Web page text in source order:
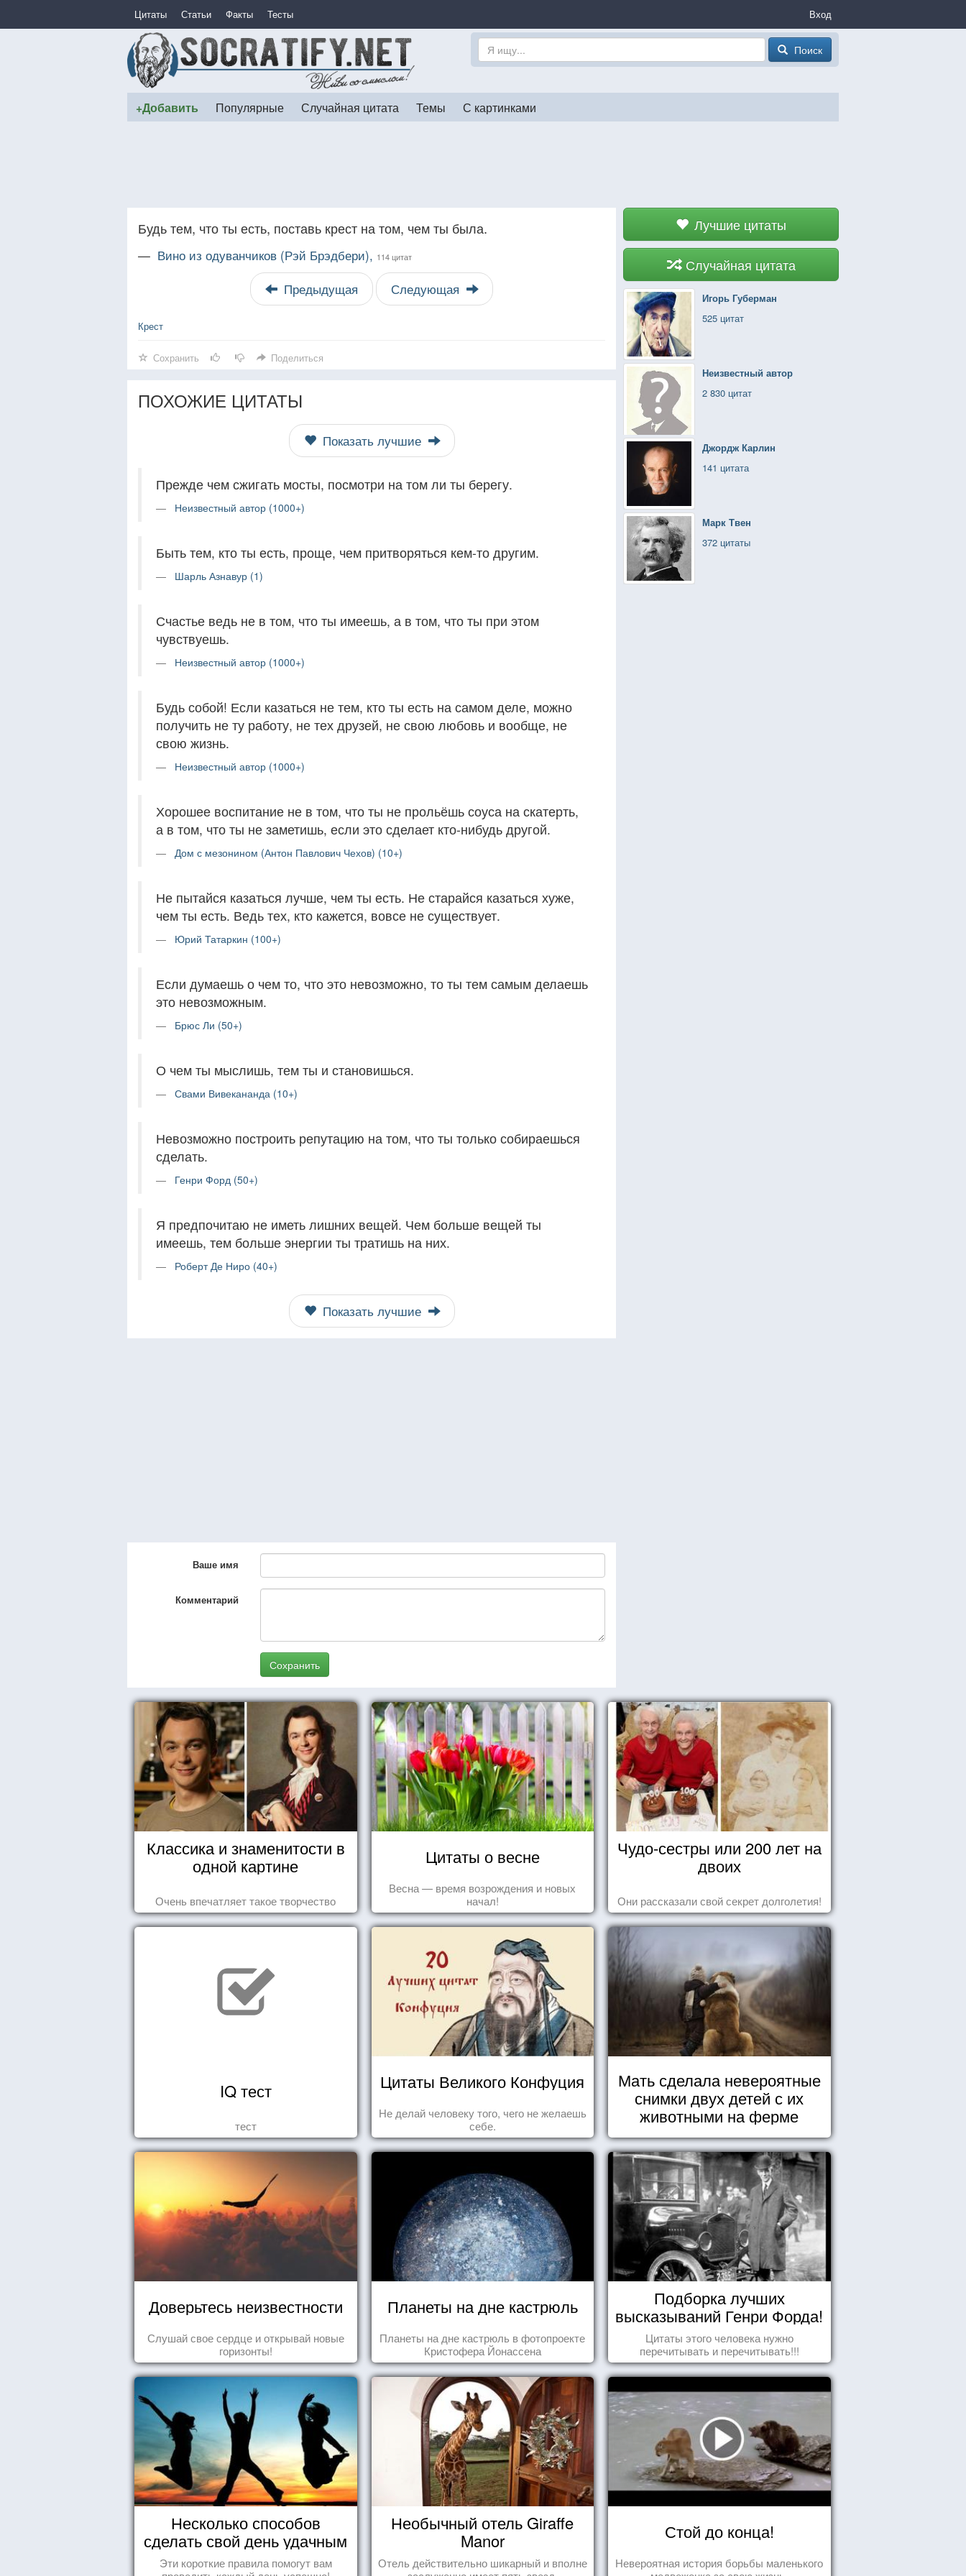
Цитаты Статьи Факты Тесты Вход
Поиск
+Добавить Популярные Случайная цитата Темы С картинками
Лучшие цитаты
Случайная цитата
Игорь Губерман
525 цитат
Неизвестный автор
2 830 цитат
Джордж Карлин
141 цитата
Марк Твен
372 цитаты
Будь тем, что ты есть, поставь крест на том, чем ты была.
— Вино из одуванчиков (Рэй Брэдбери), 114 цитат
Предыдущая Следующая
Крест
Сохранить Поделиться
ПОХОЖИЕ ЦИТАТЫ
Показать лучшие
Прежде чем сжигать мосты, посмотри на том ли ты берегу.
Неизвестный автор (1000+)
Быть тем, кто ты есть, проще, чем притворяться кем-то другим.
Шарль Азнавур (1)
Счастье ведь не в том, что ты имеешь, а в том, что ты при этом
чувствуешь.
Неизвестный автор (1000+)
Будь собой! Если казаться не тем, кто ты есть на самом деле, можно
получить не ту работу, не тех друзей, не свою любовь и вообще, не
свою жизнь.
Неизвестный автор (1000+)
Хорошее воспитание не в том, что ты не прольёшь соуса на скатерть,
а в том, что ты не заметишь, если это сделает кто-нибудь другой.
Дом с мезонином (Антон Павлович Чехов) (10+)
Не пытайся казаться лучше, чем ты есть. Не старайся казаться хуже,
чем ты есть. Ведь тех, кто кажется, вовсе не существует.
Юрий Татаркин (100+)
Если думаешь о чем то, что это невозможно, то ты тем самым делаешь
это невозможным.
Брюс Ли (50+)
О чем ты мыслишь, тем ты и становишься.
Свами Вивекананда (10+)
Невозможно построить репутацию на том, что ты только собираешься
сделать.
Генри Форд (50+)
Я предпочитаю не иметь лишних вещей. Чем больше вещей ты
имеешь, тем больше энергии ты тратишь на них.
Роберт Де Ниро (40+)
Показать лучшие
Ваше имя
Комментарий
Сохранить
Классика и знаменитости в
одной картине
Очень впечатляет такое творчество
Цитаты о весне
Весна — время возрождения и новых
начал!
Чудо-сестры или 200 лет на
двоих
Они рассказали свой секрет долголетия!
IQ тест
тест
Цитаты Великого Конфуция
Не делай человеку того, чего не желаешь
себе.
Мать сделала невероятные
снимки двух детей с их
животными на ферме
Доверьтесь неизвестности
Слушай свое сердце и открывай новые
горизонты!
Планеты на дне кастрюль
Планеты на дне кастрюль в фотопроекте
Кристофера Йонассена
Подборка лучших
высказываний Генри Форда!
Цитаты этого человека нужно
перечитывать и перечитывать!!!
Несколько способов
сделать свой день удачным
Эти короткие правила помогут вам
Необычный отель Giraffe
Manor
Отель действительно шикарный и вполне
Стой до конца!
Невероятная история борьбы маленького